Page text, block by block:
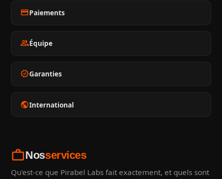
credit_cardPaiements
groupÉquipe
verifiedGaranties
publicInternational
workNosservices
Qu'est-ce que Pirabel Labs fait exactement, et quels sont